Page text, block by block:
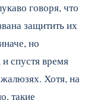
говоря, что
защитить их
но
спустя время
Хотя, на
такие